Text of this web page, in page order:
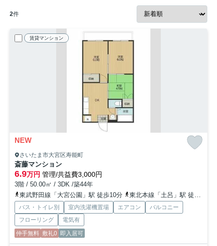
2件
賃貸マンション
NEW
さいたま市大宮区寿能町
斎藤マンション
6.9万円 管理/共益費3,000円
3階 / 50.00㎡ / 3DK /築44年
東武野田線「大宮公園」駅 徒歩10分
東北本線「土呂」駅 徒歩23分
バス・トイレ別 室内洗濯機置場 エアコン
バルコニー
フローリング
電気有
仲手無料 敷礼0 即入居可